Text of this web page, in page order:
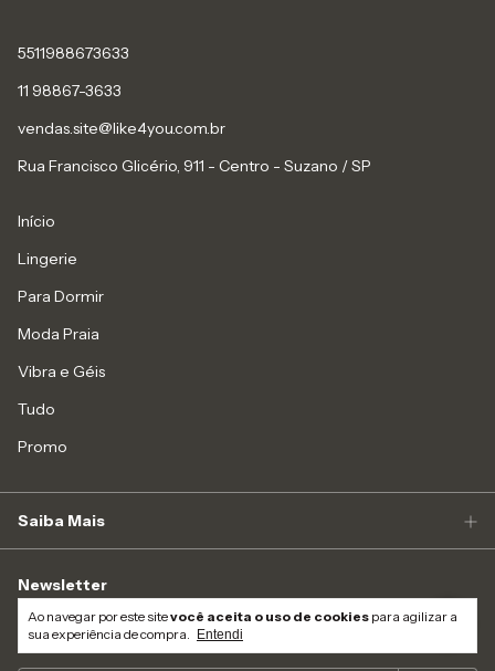
Ao navegar por este sitevocê aceita o uso de cookies para agilizar a
sua experiência de compra.
Entendi
5511988673633
11 98867-3633
vendas.site@like4you.com.br
Rua Francisco Glicério, 911 - Centro - Suzano / SP
Início
Lingerie
Para Dormir
Moda Praia
Vibra e Géis
Tudo
Promo
Saiba Mais
Newsletter
Assine nossa News e receba novidades e promoções!